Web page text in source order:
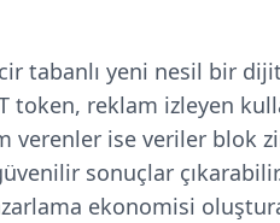
tabanlı yeni nesil bir
token, reklam izleyen
verenler ise veriler blok
sonuçlar
ekonomisi